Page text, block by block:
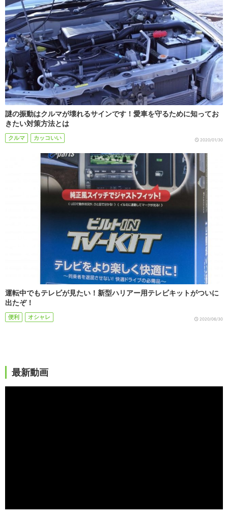
謎の振動はクルマが壊れるサインです！愛車を守るために知ってお
きたい対策方法とは
クルマ カッコいい 2020/01/30
運転中でもテレビが見たい！新型ハリアー用テレビキットがついに
出たぞ！
便利 オシャレ 2020/06/30
最新動画